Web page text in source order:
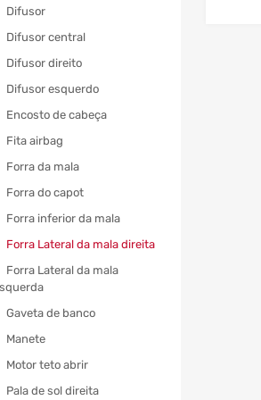
Difusor
Difusor central
Difusor direito
Difusor esquerdo
Encosto de cabeça
Fita airbag
Forra da mala
Forra do capot
Forra inferior da mala
Forra Lateral da mala direita
Forra Lateral da mala
Gaveta de banco
Manete
Motor teto abrir
Pala de sol direita